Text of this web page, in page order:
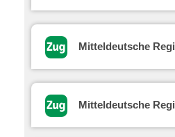
Mitteldeutsche
Mitteldeutsche